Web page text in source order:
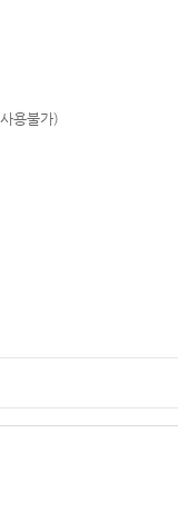
용불가)